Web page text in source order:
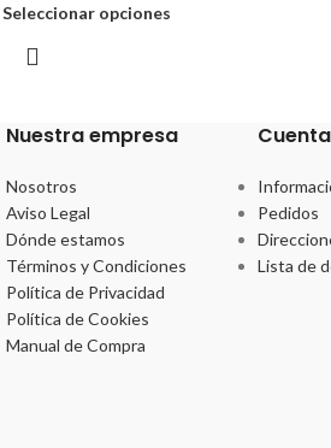
Seleccionar opciones
Nuestra empresa
Nosotros
Aviso Legal
Dónde estamos
Términos y Condiciones
Política de Privacidad
Política de Cookies
Manual de Compra
Cuenta
Pedidos
Lista de